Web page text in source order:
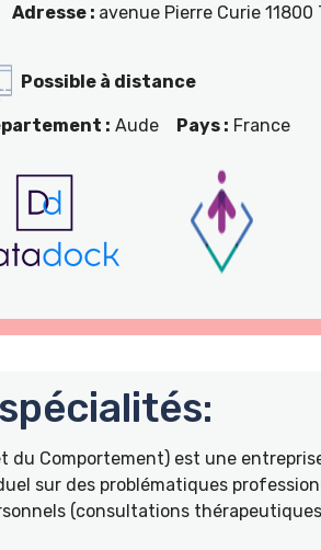
Adresse : avenue Pierre Curie 11800
Possible à distance
: Aude Pays : France
Comportement) est une
sur des problématiques
(consultations